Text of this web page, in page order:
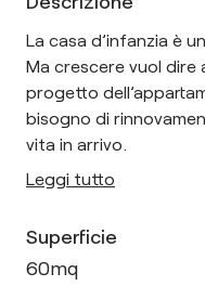
La casa d’infanzia è
Ma crescere vuol dire
progetto
bisogno di
vita in arrivo.
Leggi tutto
Superficie
60mq